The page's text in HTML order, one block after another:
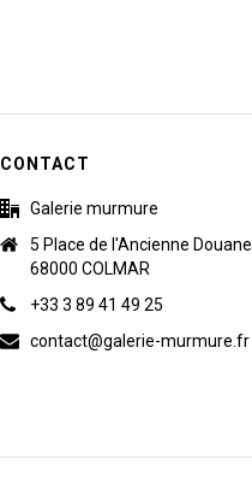
CONTACT
Galerie murmure
5 Place de l'Ancienne Douane
68000 COLMAR
+33 3 89 41 49 25
contact@galerie-murmure.fr